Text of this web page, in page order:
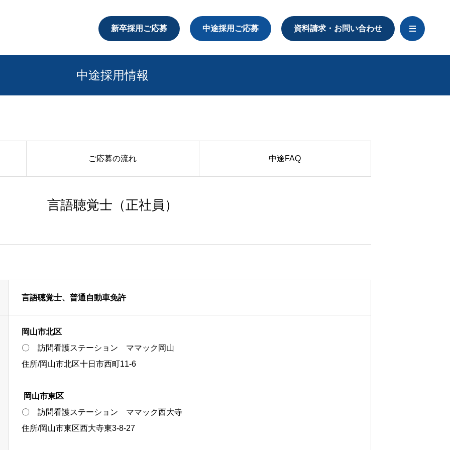
新卒採用ご応募 中途採用ご応募 資料請求・お問い合わせ
ご応募の流れ 中途FAQ
言語聴覚士（正社員）
言語聴覚士、普通自動車免許
岡山市北区
〇 訪問看護ステーション ママック岡山
住所/岡山市北区十日市西町11-6
岡山市東区
〇 訪問看護ステーション ママック西大寺
住所/岡山市東区西大寺東3-8-27